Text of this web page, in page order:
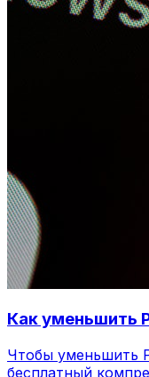
Как уменьшить
Чтобы уменьшить
бесплатный